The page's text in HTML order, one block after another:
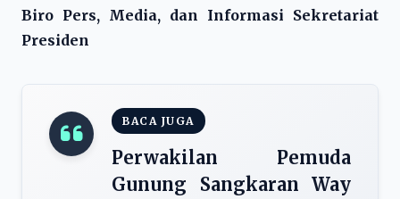
Biro Pers, Media, dan Informasi Sekretariat
Presiden
BACA JUGA
Perwakilan Pemuda
Gunung Sangkaran Way